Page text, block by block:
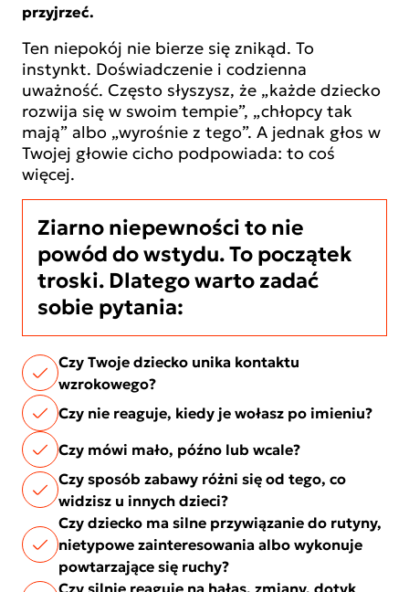
przyjrzeć.
Ten niepokój nie bierze się znikąd. To
instynkt. Doświadczenie i codzienna
uważność. Często słyszysz, że „każde dziecko
rozwija się w swoim tempie”, „chłopcy tak
mają” albo „wyrośnie z tego”. A jednak głos w
Twojej głowie cicho podpowiada: to coś
więcej.
Ziarno niepewności to nie
powód do wstydu. To początek
troski. Dlatego warto zadać
sobie pytania:
Czy Twoje dziecko unika kontaktu
wzrokowego?
Czy nie reaguje, kiedy je wołasz po imieniu?
Czy mówi mało, późno lub wcale?
Czy sposób zabawy różni się od tego, co
widzisz u innych dzieci?
Czy dziecko ma silne przywiązanie do rutyny,
nietypowe zainteresowania albo wykonuje
powtarzające się ruchy?
Czy silnie reaguje na hałas, zmiany, dotyk